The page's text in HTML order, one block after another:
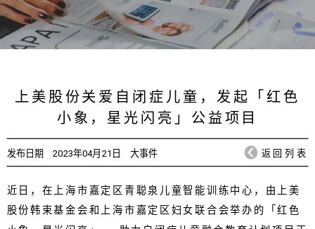
上美股份关爱自闭症儿童，发起「红色
小象，星光闪亮」公益项目
发布日期 2023年04月21日 大事件 返回列表
近日，在上海市嘉定区青聪泉儿童智能训练中心，由上美
股份韩束基金会和上海市嘉定区妇女联合会举办的「红色